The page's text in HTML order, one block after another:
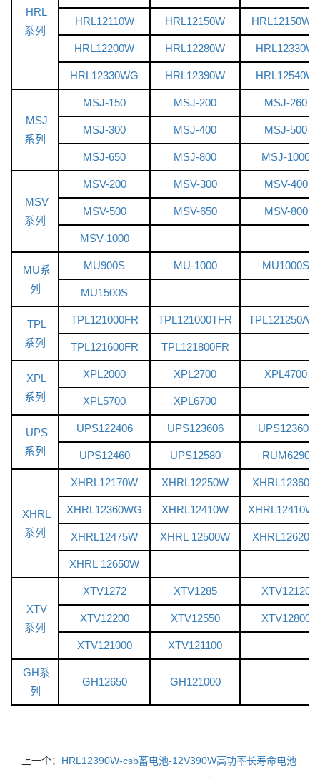
HRL
系列
HRL12110W HRL12150W HRL12150WG
HRL12200W HRL12280W HRL12330W
HRL12330WG HRL12390W HRL12540W
MSJ
系列
MSJ-150 MSJ-200 MSJ-260
MSJ-300 MSJ-400 MSJ-500
MSJ-650 MSJ-800 MSJ-1000
MSV
系列
MSV-200 MSV-300 MSV-400
MSV-500 MSV-650 MSV-800
MSV-1000
MU系
列
MU900S MU-1000 MU1000S
MU1500S
TPL
系列
TPL121000FR TPL121000TFR
TPL121600FR TPL121800FR
XPL
系列
XPL2000 XPL2700 XPL4700
XPL5700 XPL6700
UPS
系列
UPS122406 UPS123606 UPS123607
UPS12460 UPS12580 RUM6290
XHRL
系列
XHRL12170W XHRL12250W XHRL12360W
XHRL12360WG XHRL12410W
XHRL12475W XHRL 12500W XHRL12620W
XHRL 12650W
XTV
系列
XTV1272 XTV1285 XTV12120
XTV12200 XTV12550 XTV12800
XTV121000 XTV121100
GH系
列
GH12650 GH121000
上一个： HRL12390W-csb蓄电池-12V390W高功率长寿命电池